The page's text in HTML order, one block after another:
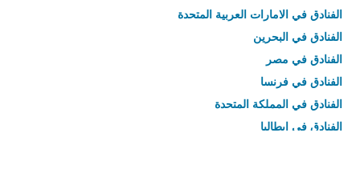
الفنادق في الامارات العربية المتحدة
الفنادق في البحرين
الفنادق في مصر
الفنادق في فرنسا
الفنادق في المملكة المتحدة
الفنادق في إيطاليا